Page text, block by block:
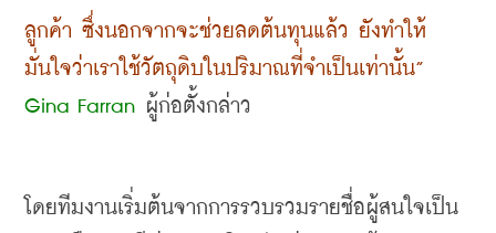
ลูกค้า ซึ่งนอกจากจะช่วยลดต้นทุนแล้ว ยังทำให้
มั่นใจว่าเราใช้วัตถุดิบในปริมาณที่จำเป็นเท่านั้น”
Gina Farran ผู้ก่อตั้งกล่าว
โดยทีมงานเริ่มต้นจากการรวบรวมรายชื่อผู้สนใจเป็น